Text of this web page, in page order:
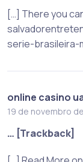
[…] There you
serie-brasileira-
online casino
19 de novembro
… [Trackback]